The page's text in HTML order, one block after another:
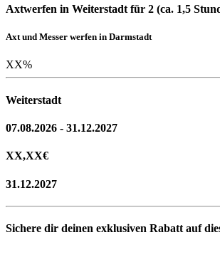
Axtwerfen in Weiterstadt für 2 (ca. 1,5
Axt und Messer werfen in Darmstadt
XX%
Weiterstadt
07.08.2026 - 31.12.2027
XX,XX€
31.12.2027
Sichere dir deinen exklusiven Rabatt auf